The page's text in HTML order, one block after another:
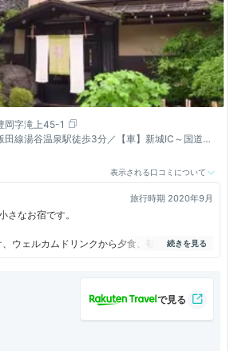
岡字滝上45-1
田線湯谷温泉駅徒歩3分／【車】新城IC～国道
表示される口コミについて
旅行時期 2020年9月
さなお宿です。
ウェルカムドリンクから夕食、朝食まで薬膳で
泊23，000円のプランでしたが、お風呂は狭
も狭く、コスパはよくありませんでした。
格が妥当であれば、いいのですが。。。
も評価がよく、悪い評価をしている方がいなか